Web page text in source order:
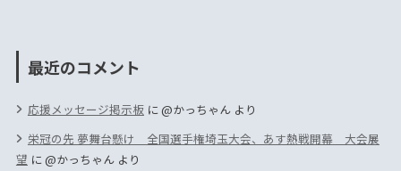
最近のコメント
応援メッセージ掲示板に@かっちゃんより
栄冠の先 夢舞台懸け 全国選手権埼玉大会、あす熱戦開幕 大会展
望 に@かっちゃんより